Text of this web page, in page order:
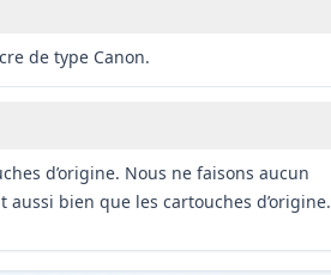
de type Canon.
d’origine. Nous ne faisons aucun
bien que les cartouches d’origine.